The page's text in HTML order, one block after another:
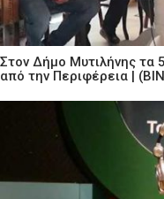
Στον Δήμο Μυτιλήνης τα
από την Περιφέρεια |